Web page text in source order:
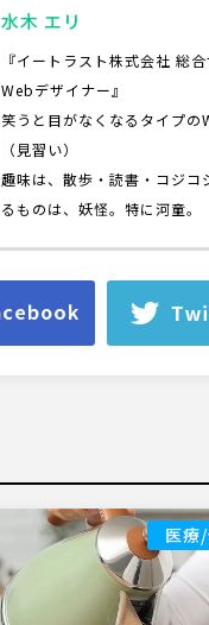
水木 エリ
『イートラスト株式会社 総
Webデザイナー』
笑うと目がなくなるタイプの
（見習い）
趣味は、散歩・読書・コジコ
るものは、妖怪。特に河童。
医療